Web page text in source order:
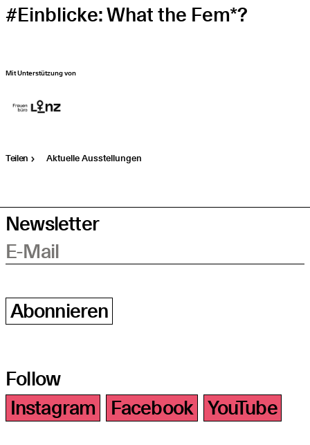
#Einblicke: What the Fem*?
Mit Unterstützung von
Teilen Aktuelle Ausstellungen
Newsletter
E-Mail
Abonnieren
Follow
Instagram
Facebook YouTube